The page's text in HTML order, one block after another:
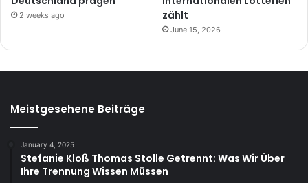
2 weeks ago
zählt
June 15, 2026
Meistgesehene Beiträge
January 4, 2025
Stefanie Kloß Thomas Stolle Getrennt: Was Wir Über
Ihre Trennung Wissen Müssen